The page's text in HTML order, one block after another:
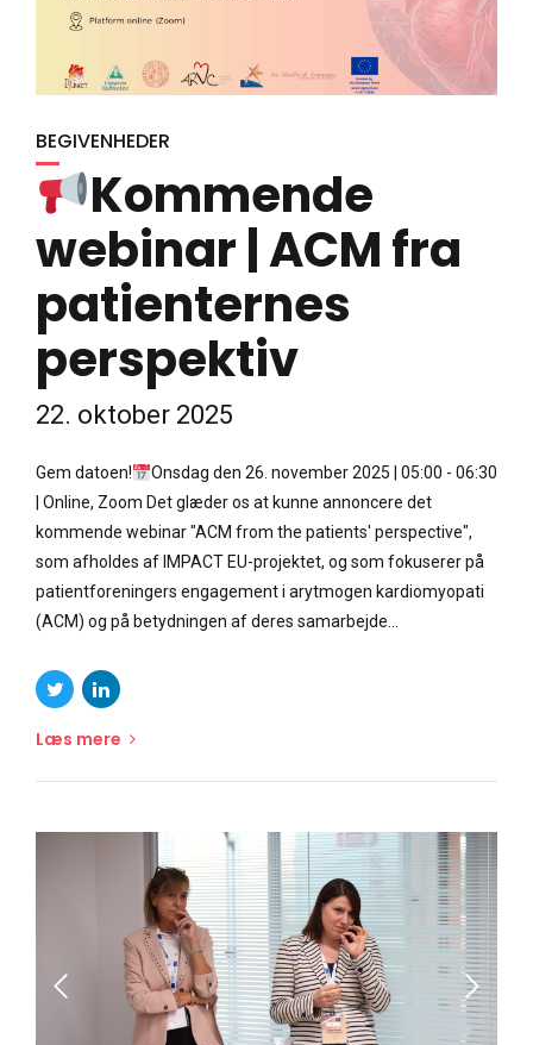
BEGIVENHEDER
Kommende
webinar | ACM fra
patienternes
perspektiv
22. oktober 2025
Gem datoen!
Onsdag den 26. november 2025 | 05:00 - 06:30
| Online, Zoom Det glæder os at kunne annoncere det
kommende webinar "ACM from the patients' perspective",
som afholdes af IMPACT EU-projektet, og som fokuserer på
patientforeningers engagement i arytmogen kardiomyopati
(ACM) og på betydningen af deres samarbejde...
Læs mere